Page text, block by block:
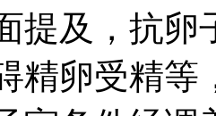
及，抗卵
精卵受精等